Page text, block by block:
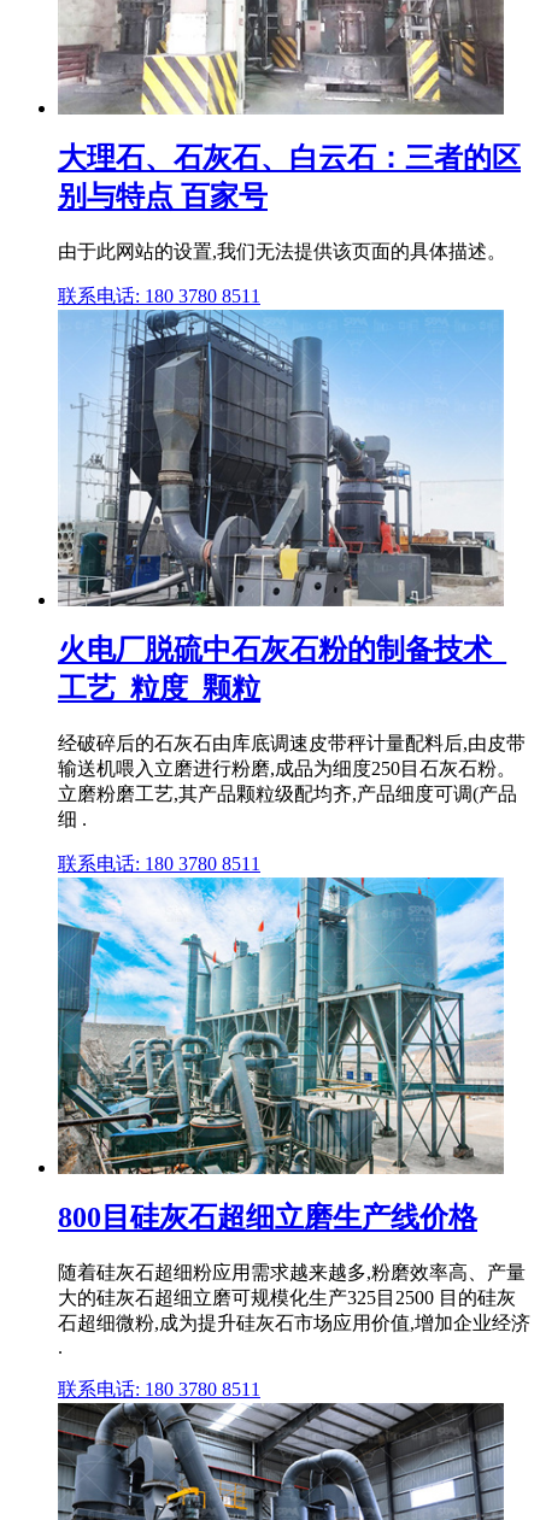
大理石、石灰石、白云石：三者的区
别与特点 百家号
由于此网站的设置,我们无法提供该页面的具体描述。
联系电话: 180 3780 8511
火电厂脱硫中石灰石粉的制备技术_
工艺_粒度_颗粒
经破碎后的石灰石由库底调速皮带秤计量配料后,由皮带
输送机喂入立磨进行粉磨,成品为细度250目石灰石粉。
立磨粉磨工艺,其产品颗粒级配均齐,产品细度可调(产品
细 .
联系电话: 180 3780 8511
800目硅灰石超细立磨生产线价格
随着硅灰石超细粉应用需求越来越多,粉磨效率高、产量
大的硅灰石超细立磨可规模化生产325目2500 目的硅灰
石超细微粉,成为提升硅灰石市场应用价值,增加企业经济
.
联系电话: 180 3780 8511